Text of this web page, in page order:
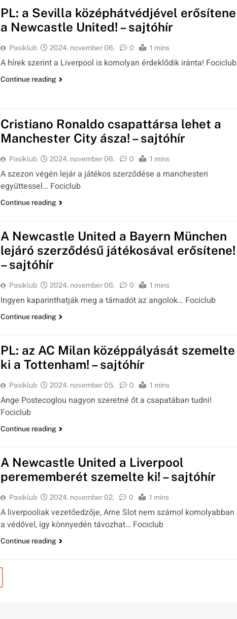
PL: a Sevilla középhátvédjével erősítene
a Newcastle United! – sajtóhír
Pasiklub 2024. november 06. 0 1 mins
A hírek szerint a Liverpool is komolyan érdeklődik iránta! Fociclub
Continue reading
Cristiano Ronaldo csapattársa lehet a
Manchester City ásza! – sajtóhír
Pasiklub 2024. november 06. 0 1 mins
A szezon végén lejár a játékos szerződése a manchesteri
együttessel… Fociclub
Continue reading
A Newcastle United a Bayern München
lejáró szerződésű játékosával erősítene!
– sajtóhír
Pasiklub 2024. november 06. 0 1 mins
Ingyen kaparinthatják meg a támadót az angolok… Fociclub
Continue reading
PL: az AC Milan középpályását szemelte
ki a Tottenham! – sajtóhír
Pasiklub 2024. november 05. 0 1 mins
Ange Postecoglou nagyon szeretné őt a csapatában tudni!
Fociclub
Continue reading
A Newcastle United a Liverpool
perememberét szemelte ki! – sajtóhír
Pasiklub 2024. november 02. 0 1 mins
A liverpooliak vezetőedzője, Arne Slot nem számol komolyabban
a védővel, így könnyedén távozhat… Fociclub
Continue reading